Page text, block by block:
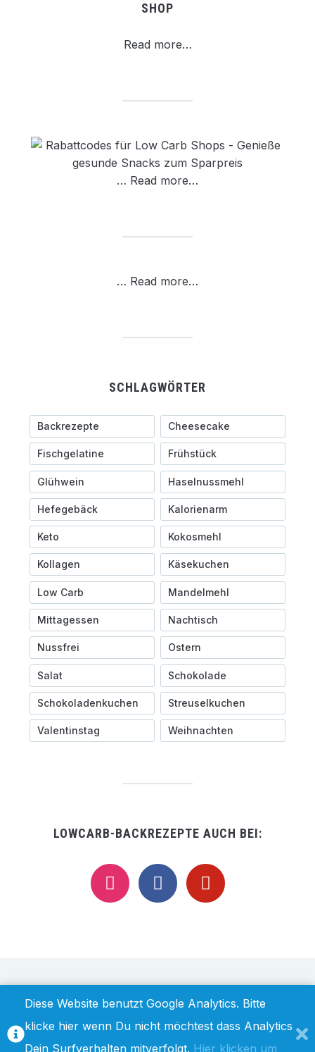
SHOP
Read more…
… Read more…
… Read more…
SCHLAGWÖRTER
Backrezepte Cheesecake
Fischgelatine Frühstück
Glühwein Haselnussmehl
Hefegebäck Kalorienarm
Keto Kokosmehl
Kollagen Käsekuchen
Low Carb Mandelmehl
Mittagessen Nachtisch
Nussfrei Ostern
Salat Schokolade
Schokoladenkuchen Streuselkuchen
Valentinstag Weihnachten
LOWCARB-BACKREZEPTE AUCH BEI:
instagramfacebookpinterest
Diese Website benutzt Google Analytics. Bitte
klicke hier wenn Du nicht möchtest dass Analytics
Dein Surfverhalten mitverfolgt. Hier klicken um